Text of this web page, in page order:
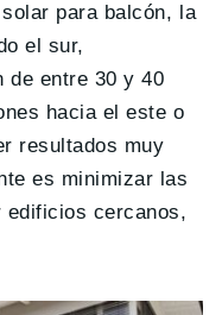
para balcón, la
el sur,
de entre 30 y 40
hacia el este o
resultados muy
es minimizar las
edificios cercanos,